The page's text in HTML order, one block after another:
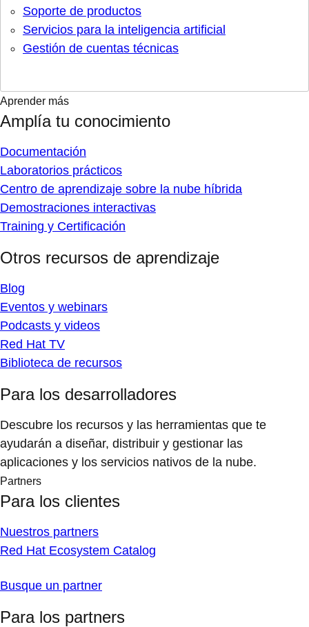
Soporte de productos
Servicios para la inteligencia artificial
Gestión de cuentas técnicas
Aprender más
Amplía tu conocimiento
Documentación
Laboratorios prácticos
Centro de aprendizaje sobre la nube híbrida
Demostraciones interactivas
Training y Certificación
Otros recursos de aprendizaje
Blog
Eventos y webinars
Podcasts y videos
Red Hat TV
Biblioteca de recursos
Para los desarrolladores
Descubre los recursos y las herramientas que te
ayudarán a diseñar, distribuir y gestionar las
aplicaciones y los servicios nativos de la nube.
Partners
Para los clientes
Nuestros partners
Red Hat Ecosystem Catalog
Busque un partner
Para los partners